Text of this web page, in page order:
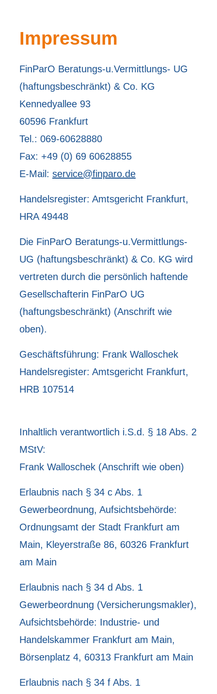
Impressum
FinParO Beratungs-u.Vermittlungs- UG
(haftungsbeschränkt) & Co. KG
Kennedyallee 93
60596 Frankfurt
Tel.: 069-60628880
Fax: +49 (0) 69 60628855
E-Mail: service@finparo.de
Handelsregister: Amtsgericht Frankfurt,
HRA 49448
Die FinParO Beratungs-u.Vermittlungs-
UG (haftungsbeschränkt) & Co. KG wird
vertreten durch die persönlich haftende
Gesellschafterin FinParO UG
(haftungsbeschränkt) (Anschrift wie
oben).
Geschäftsführung: Frank Walloschek
Handelsregister: Amtsgericht Frankfurt,
HRB 107514
Inhaltlich verantwortlich i.S.d. § 18 Abs. 2
MStV:
Frank Walloschek (Anschrift wie oben)
Erlaubnis nach § 34 c Abs. 1
Gewerbeordnung, Aufsichtsbehörde:
Ordnungsamt der Stadt Frankfurt am
Main, Kleyerstraße 86, 60326 Frankfurt
am Main
Erlaubnis nach § 34 d Abs. 1
Gewerbeordnung (Ver­sicherungs­makler),
Aufsichtsbehörde: Industrie- und
Handelskammer Frankfurt am Main,
Börsenplatz 4, 60313 Frankfurt am Main
Erlaubnis nach § 34 f Abs. 1